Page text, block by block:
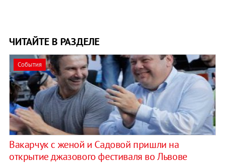
ЧИТАЙТЕ В РАЗДЕЛЕ
События
Вакарчук с женой и Садовой пришли на
открытие джазового фестиваля во Львове